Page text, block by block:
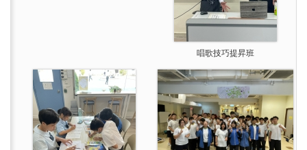
唱歌技巧提昇班